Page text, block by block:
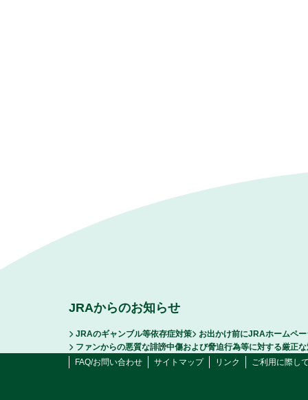
JRAからのお知らせ
JRAのギャンブル等依存症対策
お出かけ前にJRAホームペ
ファンからの悪質な誹謗中傷および脅迫行為等に対する厳正
FAQ/お問い合わせ
サイトマップ リンク ご利用に際し